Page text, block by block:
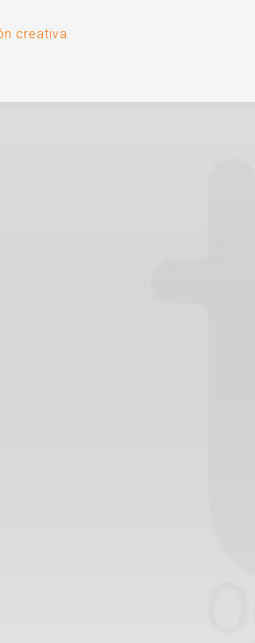
creativa